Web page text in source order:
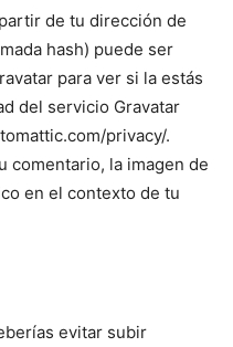
de tu dirección de
hash) puede ser
para ver si la estás
del servicio Gravatar
privacy/.
comentario, la imagen de
en el contexto de tu
evitar subir